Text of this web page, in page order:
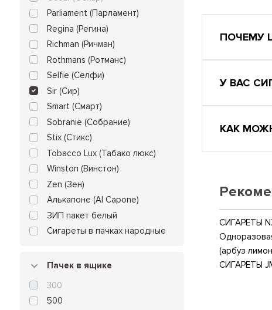
Parliament (Парламент)
Regina (Регина)
Richman (Ричман)
Rothmans (Ротманс)
Selfie (Селфи)
Sir (Сир)
Smart (Смарт)
Sobranie (Собрание)
Stix (Стикс)
Tobacco Lux (Табако люкс)
Winston (Винстон)
Zen (Зен)
Алькапоне (Al Capone)
ЗИП пакет белый
Сигареты в пачках народные
Пачек в ящике
300
500
ПОЧЕМУ
У ВАС
КАК
СИГАРЕТЫ
(арбуз
СИГАРЕТЫ